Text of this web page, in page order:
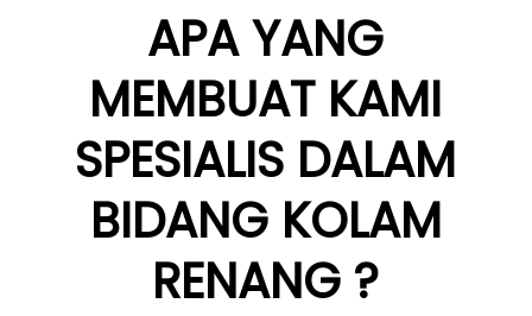
APA YANG
MEMBUAT KAMI
SPESIALIS DALAM
BIDANG KOLAM
RENANG ?